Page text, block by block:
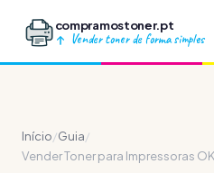
compramostoner.pt
Vender toner de forma simples
Início/Guia/
Vender Toner para Impressoras